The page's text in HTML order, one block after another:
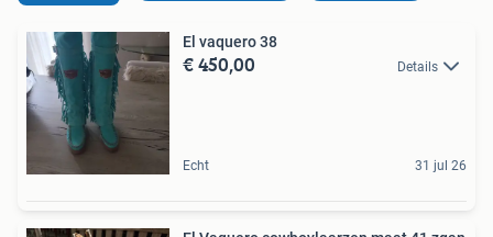
El vaquero 38
€ 450,00 Details
Echt 31 jul 26